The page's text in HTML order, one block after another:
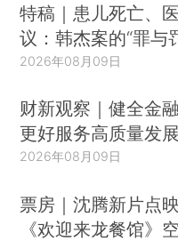
特稿｜患儿死亡、
议：韩杰案的“罪与
2026年08月09日
财新观察｜健全金
更好服务高质量发展
2026年08月09日
票房｜沈腾新片点
《欢迎来龙餐馆》